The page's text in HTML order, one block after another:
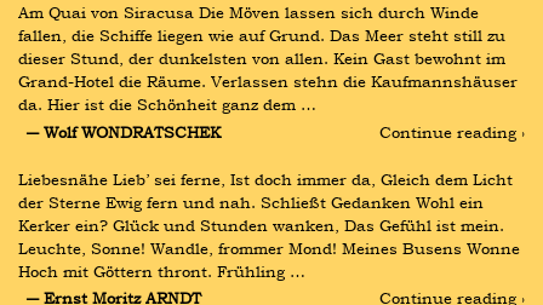
Am Quai von Siracusa Die Möven lassen sich durch Winde
fallen, die Schiffe liegen wie auf Grund. Das Meer steht still zu
dieser Stund, der dunkelsten von allen. Kein Gast bewohnt im
Grand-Hotel die Räume. Verlassen stehn die Kaufmannshäuser
da. Hier ist die Schönheit ganz dem …
― Wolf WONDRATSCHEK
Continue reading ›
Liebesnähe Lieb’ sei ferne, Ist doch immer da, Gleich dem Licht
der Sterne Ewig fern und nah. Schließt Gedanken Wohl ein
Kerker ein? Glück und Stunden wanken, Das Gefühl ist mein.
Leuchte, Sonne! Wandle, frommer Mond! Meines Busens Wonne
Hoch mit Göttern thront. Frühling …
― Ernst Moritz ARNDT
Continue reading ›